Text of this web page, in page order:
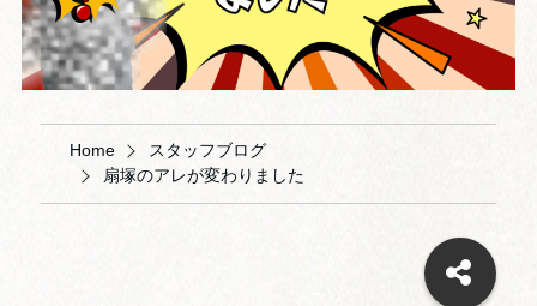
Home
スタッフブログ
扇塚のアレが変わりました